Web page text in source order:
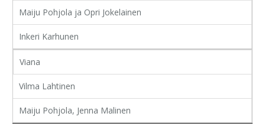
Maiju Pohjola ja Opri Jokelainen
Inkeri Karhunen
Viana
Vilma Lahtinen
Maiju Pohjola, Jenna Malinen